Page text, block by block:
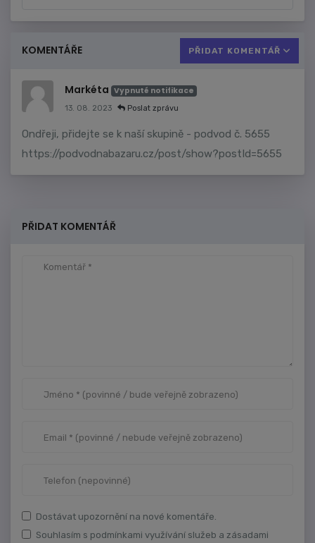
KOMENTÁŘE PŘIDAT KOMENTÁŘ
Markéta Vypnuté notifikace
13. 08. 2023 Poslat zprávu
Ondřeji, přidejte se k naší skupině - podvod č. 5655
https://podvodnabazaru.cz/post/show?postId=5655
PŘIDAT KOMENTÁŘ
Dostávat upozornění na nové komentáře.
Souhlasím s podmínkami využívání služeb a zásadami